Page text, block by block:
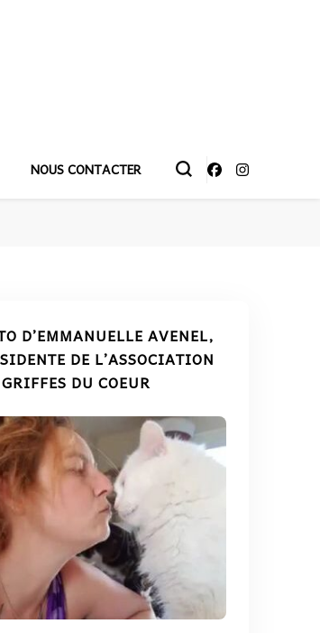
NOUS CONTACTER
D’EMMANUELLE AVENEL,
DE L’ASSOCIATION
DU COEUR